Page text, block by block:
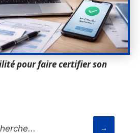
pour faire certifier son